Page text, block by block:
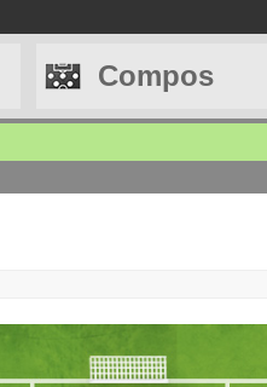
Compos